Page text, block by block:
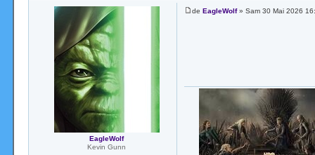
de EagleWolf» Sam 30 Mai 2026
EagleWolf
Kevin Gunn